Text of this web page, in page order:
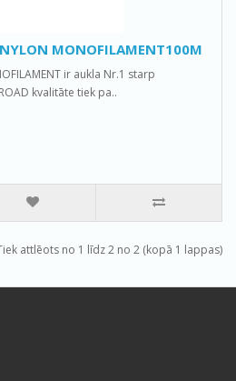
MONOFILAMENT100M
ir aukla Nr.1 starp
kvalitāte tiek pa..
attlēots no 1 līdz 2 no 2 (kopā 1 lappas)